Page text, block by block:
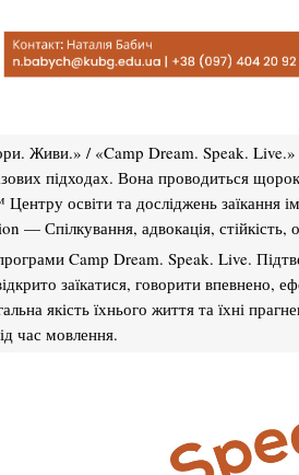
Живи.» / «Camp Dream. Speak.
підходах. Вона проводиться
освіти та досліджень
— Спілкування, адвокація, стійкість,
Camp Dream. Speak. Live.
заїкатися, говорити впевнено,
якість їхнього життя та їхні
час мовлення.